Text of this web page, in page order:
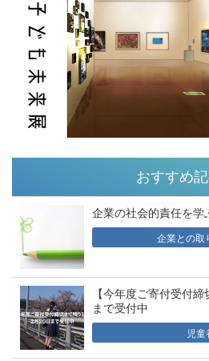
おすすめ
企業の社会的責任を学
企業との取
【今年度ご寄付受付
まで受付中
児童